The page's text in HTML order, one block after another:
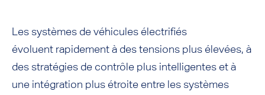
Les systèmes de véhicules électrifiés
évoluent rapidement à des tensions plus élevées, à
des stratégies de contrôle plus intelligentes et à
une intégration plus étroite entre les systèmes